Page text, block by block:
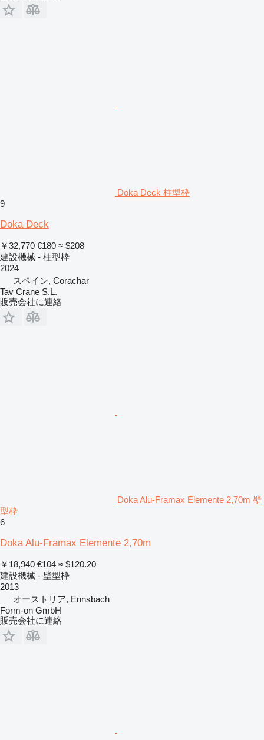
Doka Deck 柱型枠
9
Doka Deck
￥32,770 €180 ≈ $208
建設機械 - 柱型枠
2024
スペイン, Corachar
Tav Crane S.L.
販売会社に連絡
Doka Alu-Framax Elemente 2,70m 壁
型枠
6
Doka Alu-Framax Elemente 2,70m
￥18,940 €104 ≈ $120.20
建設機械 - 壁型枠
2013
オーストリア, Ennsbach
Form-on GmbH
販売会社に連絡